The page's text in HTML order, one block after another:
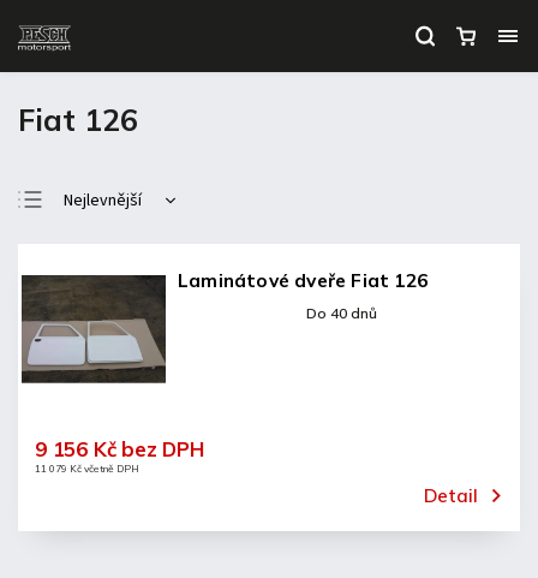
Fiat 126
Nejlevnější
Nejprodávanější
Abecedně
Laminátové dveře Fiat 126
Do 40 dnů
11 079 Kč včetně DPH
9 156 Kč bez DPH
Detail